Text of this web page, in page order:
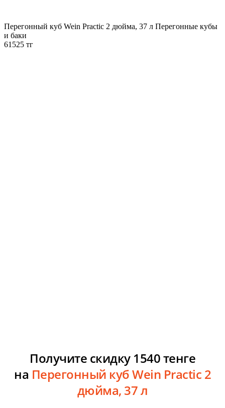
Перегонный куб Wein Practic 2 дюйма, 37 л Перегонные кубы
и баки
61525 тг
Получите скидку 1540 тенге
на Перегонный куб Wein Practic 2
дюйма, 37 л